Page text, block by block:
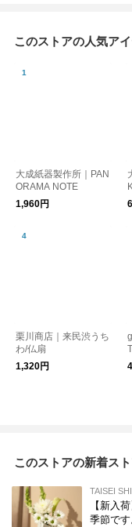
このストアの人気ア
大成紙器製作所｜PAN
ORAMA NOTE
1,960円
栗川商店｜来民渋うち
わ/仏扇
1,320円
このストアの新着ス
TAISEI
【新入
季節です